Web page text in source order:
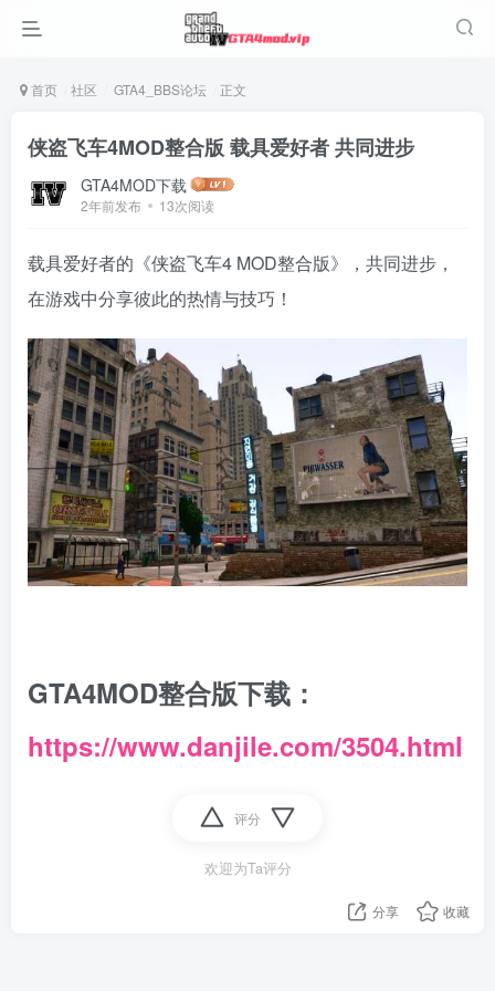
首页 社区 GTA4_BBS论坛 正文
侠盗飞车4MOD整合版 载具爱好者 共同进步
GTA4MOD下载
2年前发布 13次阅读
载具爱好者的《侠盗飞车4 MOD整合版》，共同进步，
在游戏中分享彼此的热情与技巧！
GTA4MOD整合版下载：
https://www.danjile.com/3504.html
评分
欢迎为Ta评分
分享 收藏